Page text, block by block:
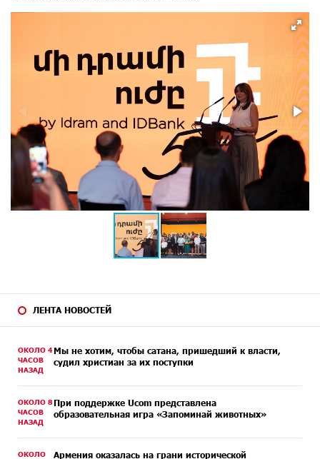
ЛЕНТА НОВОСТЕЙ
ОКОЛО 4
ЧАСОВ
НАЗАД
Мы не хотим, чтобы сатана, пришедший к власти,
судил христиан за их поступки
ОКОЛО 8
ЧАСОВ
НАЗАД
При поддержке Ucom представлена
образовательная игра «Запоминай животных»
ОКОЛО Армения оказалась на грани исторической